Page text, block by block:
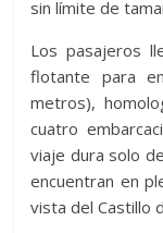
sin límite de
Los pasajeros
flotante para
metros),
cuatro
viaje dura solo
encuentran en
vista del Castillo